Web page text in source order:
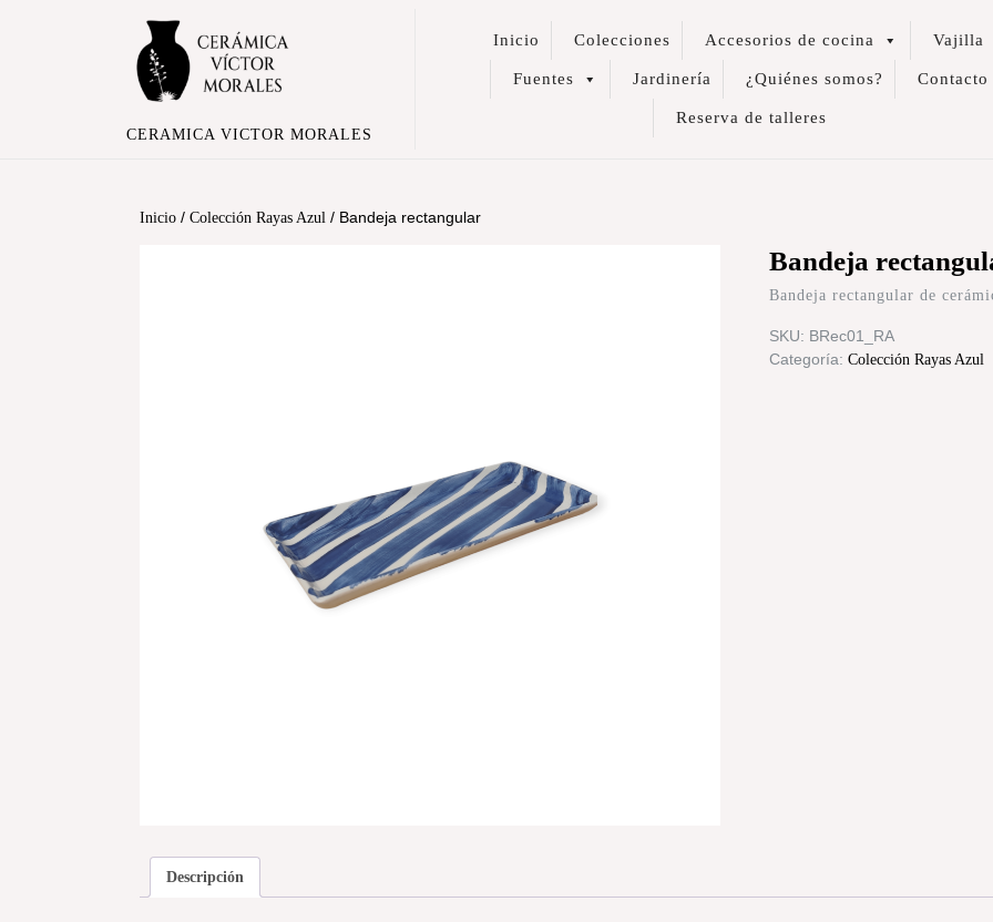
CERAMICA VICTOR MORALES
Inicio Colecciones Accesorios de cocina Vajilla
Fuentes Jardinería ¿Quiénes somos? Contacto
Reserva de talleres
Inicio / Colección Rayas Azul / Bandeja rectangular
Bandeja
Bandeja rectangular de
SKU: BRec01_RA
Categoría: Colección Rayas Azul
Descripción